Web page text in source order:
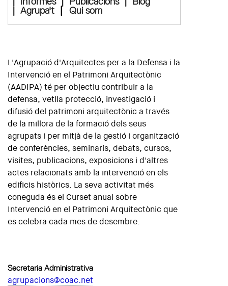
|Agrupa't |Qui som
L'Agrupació d'Arquitectes per a la Defensa i la
Intervenció en el Patrimoni Arquitectònic
(AADIPA) té per objectiu contribuir a la
defensa, vetlla protecció, investigació i
difusió del patrimoni arquitectònic a través
de la millora de la formació dels seus
agrupats i per mitjà de la gestió i organització
de conferències, seminaris, debats, cursos,
visites, publicacions, exposicions i d'altres
actes relacionats amb la intervenció en els
edificis històrics. La seva activitat més
coneguda és el Curset anual sobre
Intervenció en el Patrimoni Arquitectònic que
es celebra cada mes de desembre.
Secretaria Administrativa
agrupacions@coac.net